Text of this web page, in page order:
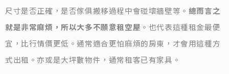
尺寸是否正確，是否傢俱搬移過程中會碰壞牆壁等。 總而言之
就是非常麻煩，所以大多不願意租空屋 。也代表這種租金最便
宜，比行情價更低。通常適合更怕麻煩的房東，才會用這種方
式出租。亦或是大坪數物件，通常租客已有家具。